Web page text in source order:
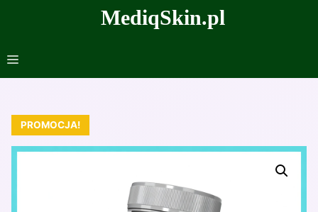
MediqSkin.pl
Menu
PROMOCJA!